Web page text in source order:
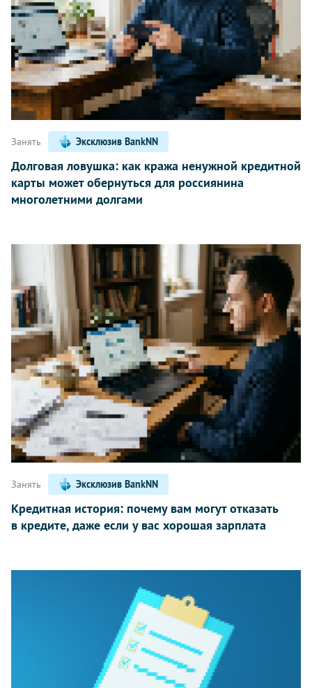
Занять Эксклюзив BankNN
Долговая ловушка: как кража ненужной кредитной
карты может обернуться для россиянина
многолетними долгами
Занять Эксклюзив BankNN
Кредитная история: почему вам могут отказать
в кредите, даже если у вас хорошая зарплата